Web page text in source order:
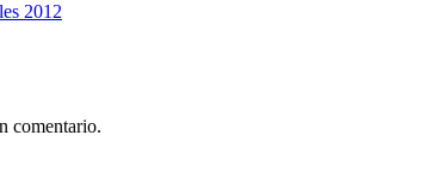
2012
comentario.